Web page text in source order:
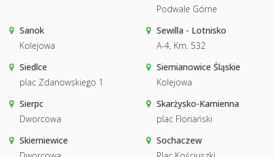
Podwale Górne
Sanok
Kolejowa
Sewilla - Lotnisko
A-4, Km. 532
Siedlce
plac Zdanowskiego 1
Siemianowice Śląskie
Kolejowa
Sierpc
Dworcowa
Skarżysko-Kamienna
plac Floriański
Skierniewice
Sochaczew